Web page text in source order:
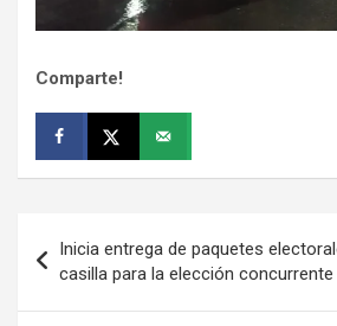
Comparte!
de
entradas
Inicia entrega de paquetes
casilla para la elección concurrente